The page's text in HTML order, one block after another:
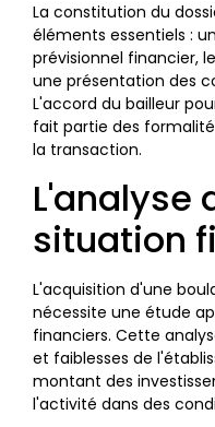
La constitution du
éléments essentiels :
prévisionnel financier,
une présentation des
L'accord du bailleur
fait partie des
la transaction.
L'analyse
situation
L'acquisition d'une
nécessite une étude
financiers. Cette
et faiblesses de
montant des
l'activité dans des